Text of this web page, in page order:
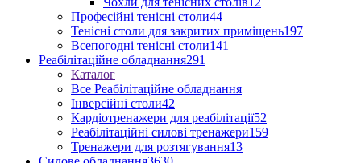
Професійні тенісні столи44
Тенісні столи для закритих приміщень197
Всепогодні тенісні столи141
Реабілітаційне обладнання291
Каталог
Все Реабілітаційне обладнання
Інверсійні столи42
Кардіотренажери для реабілітації52
Реабілітаційні силові тренажери159
Тренажери для розтягування13